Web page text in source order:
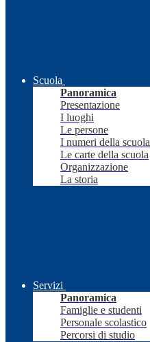
Scuola
Panoramica
Presentazione
I luoghi
Le persone
I numeri della scuola
Le carte della scuola
Organizzazione
La storia
Servizi
Panoramica
Famiglie e studenti
Personale scolastico
Percorsi di studio